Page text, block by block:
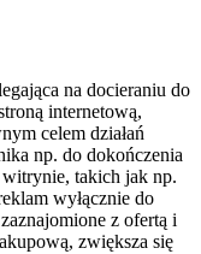
na docieraniu do
internetową,
celem działań
np. do dokończenia
witrynie, takich jak np.
wyłącznie do
z ofertą i
zwiększa się